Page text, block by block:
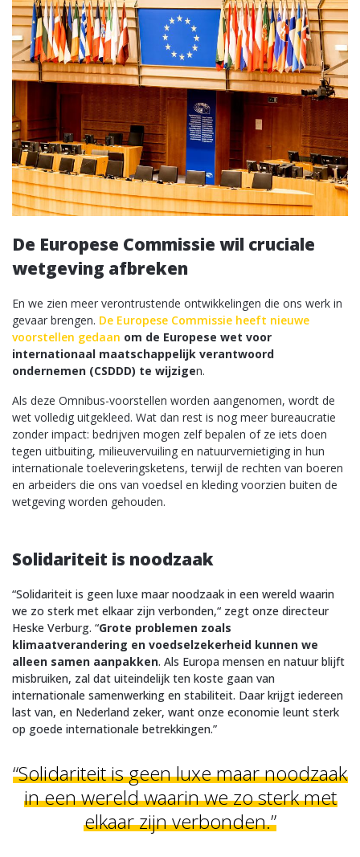
De Europese Commissie wil cruciale
wetgeving afbreken
En we zien meer verontrustende ontwikkelingen die ons werk in
gevaar brengen. De Europese Commissie heeft nieuwe
voorstellen gedaan om de Europese wet voor
internationaal maatschappelijk verantwoord
ondernemen (CSDDD) te wijzigen.
Als deze Omnibus-voorstellen worden aangenomen, wordt de
wet volledig uitgekleed. Wat dan rest is nog meer bureaucratie
zonder impact: bedrijven mogen zelf bepalen of ze iets doen
tegen uitbuiting, milieuvervuiling en natuurvernietiging in hun
internationale toeleveringsketens, terwijl de rechten van boeren
en arbeiders die ons van voedsel en kleding voorzien buiten de
wetgeving worden gehouden.
Solidariteit is noodzaak
“Solidariteit is geen luxe maar noodzaak in een wereld waarin
we zo sterk met elkaar zijn verbonden,“ zegt onze directeur
Heske Verburg. “Grote problemen zoals
klimaatverandering en voedselzekerheid kunnen we
alleen samen aanpakken. Als Europa mensen en natuur blijft
misbruiken, zal dat uiteindelijk ten koste gaan van
internationale samenwerking en stabiliteit. Daar krijgt iedereen
last van, en Nederland zeker, want onze economie leunt sterk
op goede internationale betrekkingen.”
“Solidariteit is geen luxe maar noodzaak
in een wereld waarin we zo sterk met
elkaar zijn verbonden.”